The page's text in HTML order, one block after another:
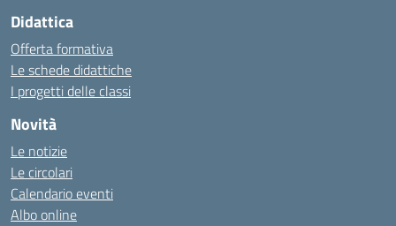
Didattica
Offerta formativa
Le schede didattiche
I progetti delle classi
Novità
Le notizie
Le circolari
Calendario eventi
Albo online